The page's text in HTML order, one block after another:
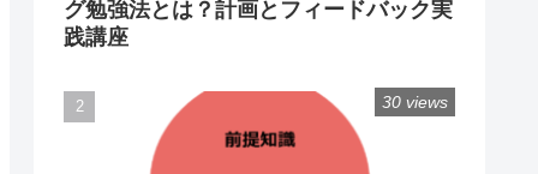
グ勉強法とは？計画とフィードバック実
践講座
30 views